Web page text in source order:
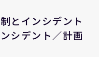
とインシデント
シデント／計画